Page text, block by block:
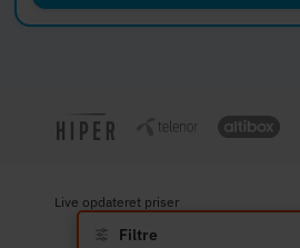
Live opdateret priser
Filtre